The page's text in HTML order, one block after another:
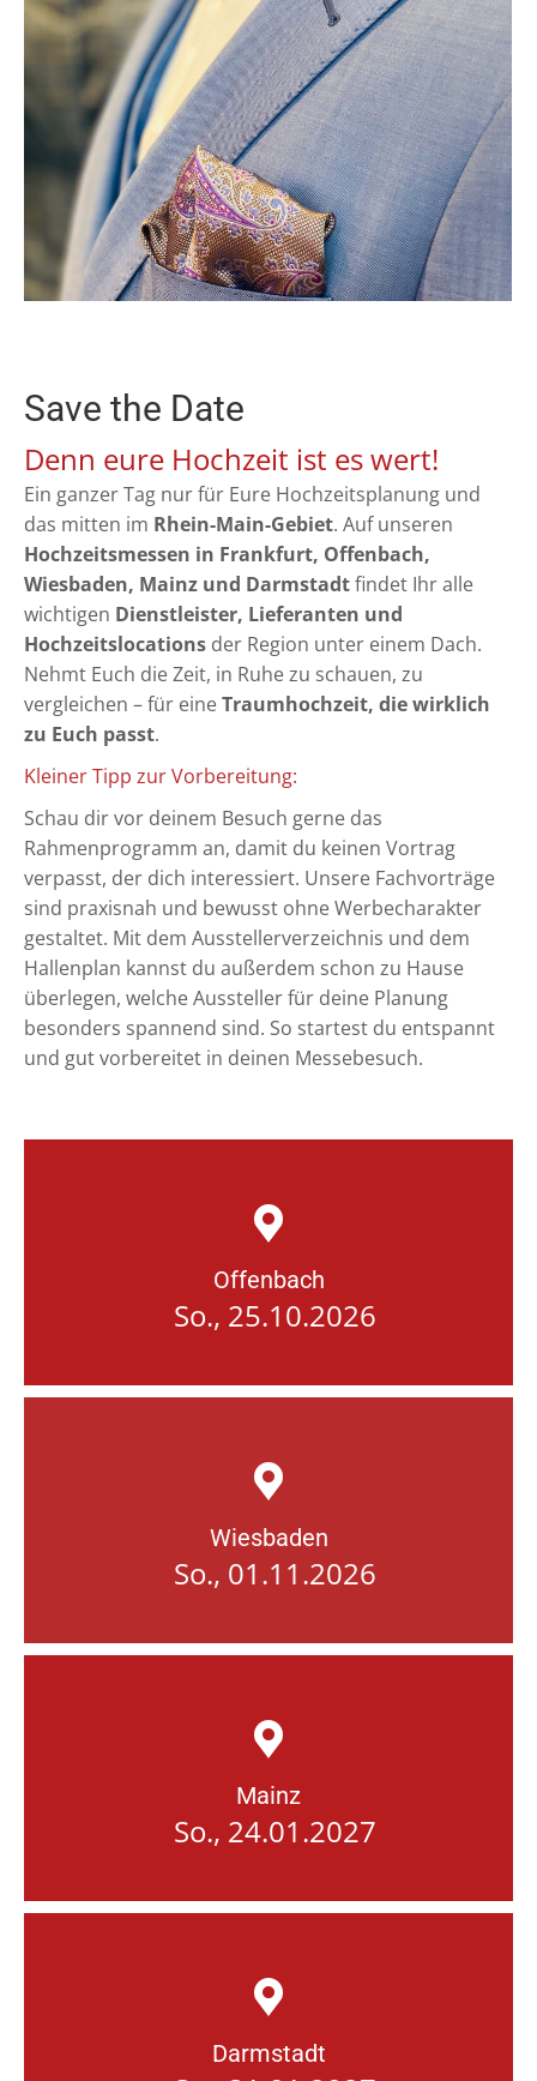
Offenbach
So., 25.10.2026
Wiesbaden
So., 01.11.2026
Mainz
So., 24.01.2027
Darmstadt
Save the Date
Denn eure Hochzeit ist es wert!
Ein ganzer Tag nur für Eure Hochzeitsplanung und
das mitten im Rhein-Main-Gebiet. Auf unseren
Hochzeitsmessen in Frankfurt, Offenbach,
Wiesbaden, Mainz und Darmstadtfindet Ihr alle
wichtigen Dienstleister, Lieferanten und
Hochzeitslocations der Region unter einem Dach.
Nehmt Euch die Zeit, in Ruhe zu schauen, zu
vergleichen – für eineTraumhochzeit, die wirklich
zu Euch passt.
Kleiner Tipp zur Vorbereitung:
Schau dir vor deinem Besuch gerne das
Rahmenprogramm an, damit du keinen Vortrag
verpasst, der dich interessiert. Unsere Fachvorträge
sind praxisnah und bewusst ohne Werbecharakter
gestaltet. Mit dem Ausstellerverzeichnis und dem
Hallenplan kannst du außerdem schon zu Hause
überlegen, welche Aussteller für deine Planung
besonders spannend sind. So startest du entspannt
und gut vorbereitet in deinen Messebesuch.